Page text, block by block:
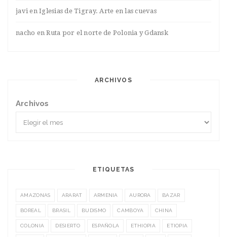
javienIglesias de Tigray. Arte en las cuevas
nacho enRuta por el norte de Polonia y Gdansk
ARCHIVOS
Archivos
ETIQUETAS
AMAZONAS ARARAT ARMENIA AURORA BAZAR
BOREAL BRASIL BUDISMO CAMBOYA CHINA
COLONIA DESIERTO ESPAÑOLA ETHIOPIA ETIOPIA